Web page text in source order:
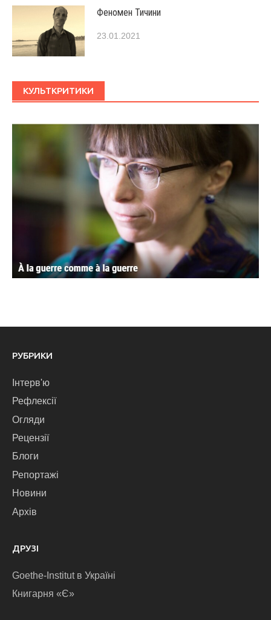
Феномен Тичини
23.01.2021
КУЛЬТКРИТИКИ
РУБРИКИ
Інтерв'ю
Рефлексії
Огляди
Рецензії
Блоги
Репортажі
Новини
Архів
ДРУЗІ
Goethe-Institut в Україні
Книгарня «Є»